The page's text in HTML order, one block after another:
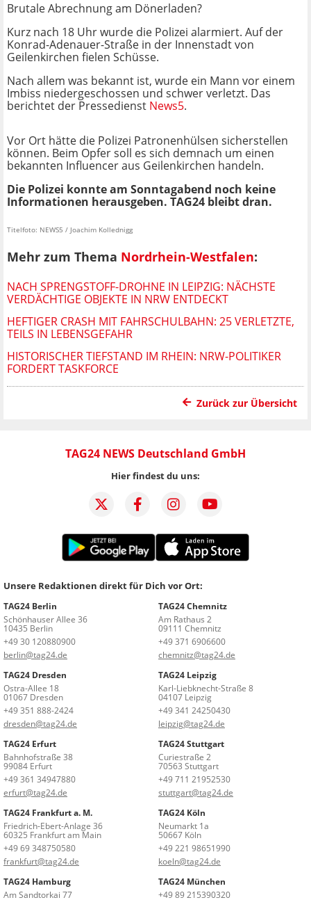
Brutale Abrechnung am Dönerladen?
Kurz nach 18 Uhr wurde die Polizei alarmiert. Auf der
Konrad-Adenauer-Straße in der Innenstadt von
Geilenkirchen fielen Schüsse.
Nach allem was bekannt ist, wurde ein Mann vor einem
Imbiss niedergeschossen und schwer verletzt. Das
berichtet der Pressedienst News5.
Vor Ort hätte die Polizei Patronenhülsen sicherstellen
können. Beim Opfer soll es sich demnach um einen
bekannten Influencer aus Geilenkirchen handeln.
Die Polizei konnte am Sonntagabend noch keine
Informationen herausgeben. TAG24 bleibt dran.
Titelfoto: NEWS5 / Joachim Kollednigg
Mehr zum Thema Nordrhein-Westfalen:
NACH SPRENGSTOFF-DROHNE IN LEIPZIG: NÄCHSTE
VERDÄCHTIGE OBJEKTE IN NRW ENTDECKT
HEFTIGER CRASH MIT FAHRSCHULBAHN: 25 VERLETZTE,
TEILS IN LEBENSGEFAHR
HISTORISCHER TIEFSTAND IM RHEIN: NRW-POLITIKER
FORDERT TASKFORCE
Zurück zur Übersicht
TAG24 NEWS Deutschland GmbH
Hier findest du uns:
Unsere Redaktionen direkt für Dich vor Ort:
TAG24 Berlin
Schönhauser Allee 36
10435 Berlin
+49 30 120880900
berlin@tag24.de
TAG24 Chemnitz
Am Rathaus 2
09111 Chemnitz
+49 371 6906600
chemnitz@tag24.de
TAG24 Dresden
Ostra-Allee 18
01067 Dresden
+49 351 888-2424
dresden@tag24.de
TAG24 Leipzig
Karl-Liebknecht-Straße 8
04107 Leipzig
+49 341 24250430
leipzig@tag24.de
TAG24 Erfurt
Bahnhofstraße 38
99084 Erfurt
+49 361 34947880
erfurt@tag24.de
TAG24 Stuttgart
Curiestraße 2
70563 Stuttgart
+49 711 21952530
stuttgart@tag24.de
TAG24 Frankfurt a. M.
Friedrich-Ebert-Anlage 36
60325 Frankfurt am Main
+49 69 348750580
frankfurt@tag24.de
TAG24 Köln
Neumarkt 1a
50667 Köln
+49 221 98651990
koeln@tag24.de
TAG24 Hamburg
Am Sandtorkai 77
TAG24 München
+49 89 215390320